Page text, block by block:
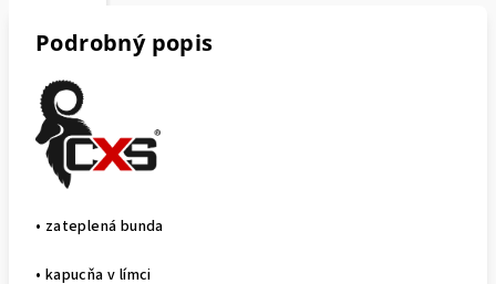
Podrobný popis
• zateplená bunda
• kapucňa v límci